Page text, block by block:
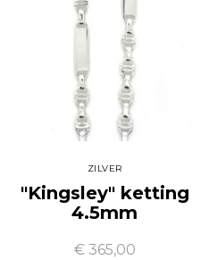
ZILVER
"Kingsley" ketting
4.5mm
€ 365,00